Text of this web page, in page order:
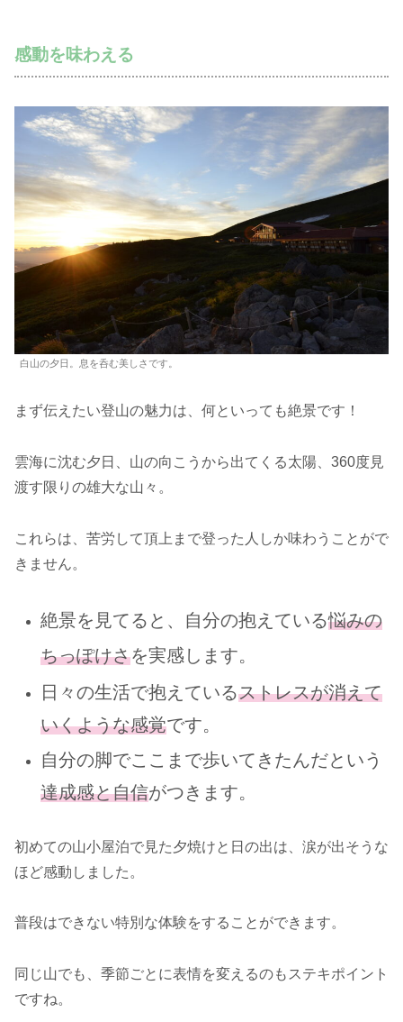
感動を味わえる
白山の夕日。息を呑む美しさです。
まず伝えたい登山の魅力は、何といっても絶景です！
雲海に沈む夕日、山の向こうから出てくる太陽、360度見
渡す限りの雄大な山々。
これらは、苦労して頂上まで登った人しか味わうことがで
きません。
絶景を見てると、自分の抱えている悩みの
ちっぽけさを実感します。
日々の生活で抱えているストレスが消えて
いくような感覚です。
自分の脚でここまで歩いてきたんだという
達成感と自信がつき ます。
初めての山小屋泊で見た夕焼けと日の出は、涙が出そうな
ほど感動しました。
普段はできない特別な体験をすることができます。
同じ山でも、季節ごとに表情を変えるのもステキポイント
ですね。